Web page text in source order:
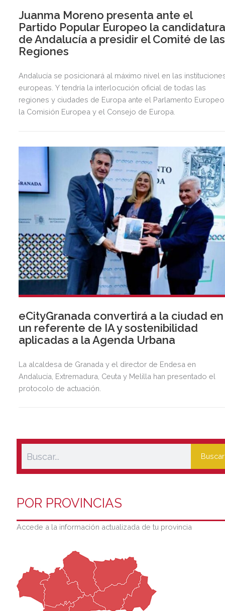
Juanma Moreno presenta ante el
Partido Popular Europeo la
de Andalucía a presidir el Comité de las
Regiones
Andalucía se posicionará al máximo nivel en las
europeas. Y tendría la interlocución oficial de todas las
regiones y ciudades de Europa ante el Parlamento
la Comisión Europea y el Consejo de Europa.
eCityGranada convertirá a la ciudad en
un referente de IA y sostenibilidad
aplicadas a la Agenda Urbana
La alcaldesa de Granada y el director de Endesa en
Andalucía, Extremadura, Ceuta y Melilla han presentado el
protocolo de actuación.
Buscar
POR PROVINCIAS
Accede a la información actualizada de tu provincia